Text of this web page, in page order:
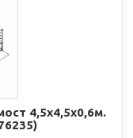
4,5х4,5х0,6м.